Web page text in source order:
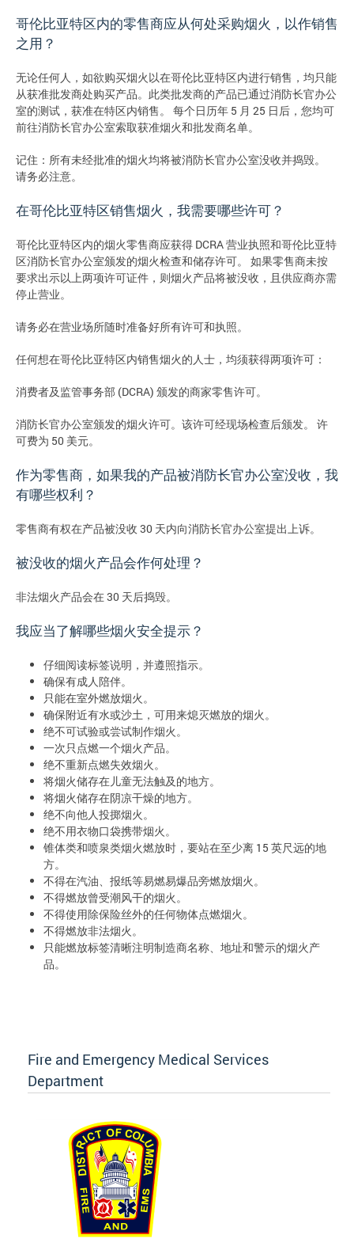
哥伦比亚特区内的零售商应从何处采购烟火，以作销售
之用？
无论任何人，如欲购买烟火以在哥伦比亚特区内进行销售，均只能
从获准批发商处购买产品。此类批发商的产品已通过消防长官办公
室的测试，获准在特区内销售。 每个日历年 5 月 25 日后，您均可
前往消防长官办公室索取获准烟火和批发商名单。
记住：所有未经批准的烟火均将被消防长官办公室没收并捣毁。
请务必注意。
在哥伦比亚特区销售烟火，我需要哪些许可？
哥伦比亚特区内的烟火零售商应获得 DCRA 营业执照和哥伦比亚特
区消防长官办公室颁发的烟火检查和储存许可。 如果零售商未按
要求出示以上两项许可证件，则烟火产品将被没收，且供应商亦需
停止营业。
请务必在营业场所随时准备好所有许可和执照。
任何想在哥伦比亚特区内销售烟火的人士，均须获得两项许可：
消费者及监管事务部 (DCRA) 颁发的商家零售许可。
消防长官办公室颁发的烟火许可。该许可经现场检查后颁发。 许
可费为 50 美元。
作为零售商，如果我的产品被消防长官办公室没收，我
有哪些权利？
零售商有权在产品被没收 30 天内向消防长官办公室提出上诉。
被没收的烟火产品会作何处理？
非法烟火产品会在 30 天后捣毁。
我应当了解哪些烟火安全提示？
仔细阅读标签说明，并遵照指示。
确保有成人陪伴。
只能在室外燃放烟火。
确保附近有水或沙土，可用来熄灭燃放的烟火。
绝不可试验或尝试制作烟火。
一次只点燃一个烟火产品。
绝不重新点燃失效烟火。
将烟火储存在儿童无法触及的地方。
将烟火储存在阴凉干燥的地方。
绝不向他人投掷烟火。
绝不用衣物口袋携带烟火。
锥体类和喷泉类烟火燃放时，要站在至少离 15 英尺远的地
方。
不得在汽油、报纸等易燃易爆品旁燃放烟火。
不得燃放曾受潮风干的烟火。
不得使用除保险丝外的任何物体点燃烟火。
不得燃放非法烟火。
只能燃放标签清晰注明制造商名称、地址和警示的烟火产
品。
Fire and Emergency Medical Services
Department